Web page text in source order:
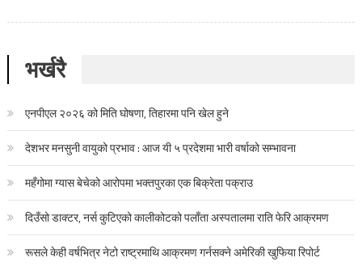
भर्खरै
एनपीएल २०२६ को मिति घोषणा, तिहारमा पनि खेल हुने
देशभर मनसुनी वायुको प्रभाव : आज यी ५ प्रदेशमा भारी वर्षाको सम्भावना
महँगोमा ग्यास बेचेको आरोपमा भक्तपुरका एक बिक्रेता पक्राउ
दिउँसो डाक्टर, नर्स कुटिएको कालीकोटको पलाँता अस्पतालमा राति फेरि आक्रमण
रूसले केही वर्षभित्र नेटो राष्ट्रमाथि आक्रमण गर्नसक्ने अमेरिकी खुफिया रिपोर्ट